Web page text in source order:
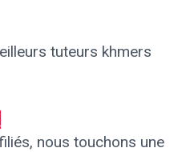
tuteurs khmers
nous touchons une